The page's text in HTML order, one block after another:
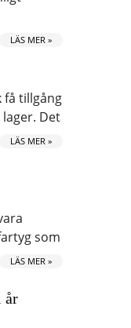
LÄS MER »
få tillgång
Det
LÄS MER »
som
LÄS MER »
år